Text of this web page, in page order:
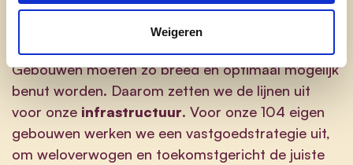
Weigeren
kritisch onder de loep, en evalueren uitbesteding
en/of afbouw van taken.
Gebouwen moeten zo breed en optimaal mogelijk
benut worden. Daarom zetten we de lijnen uit
voor onze infrastructuur. Voor onze 104 eigen
gebouwen werken we een vastgoedstrategie uit,
om weloverwogen en toekomstgericht de juiste